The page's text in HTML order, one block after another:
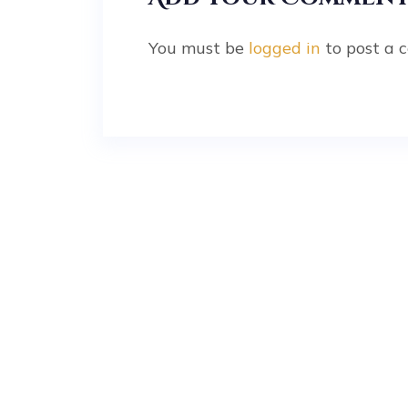
You must be logged in to post a